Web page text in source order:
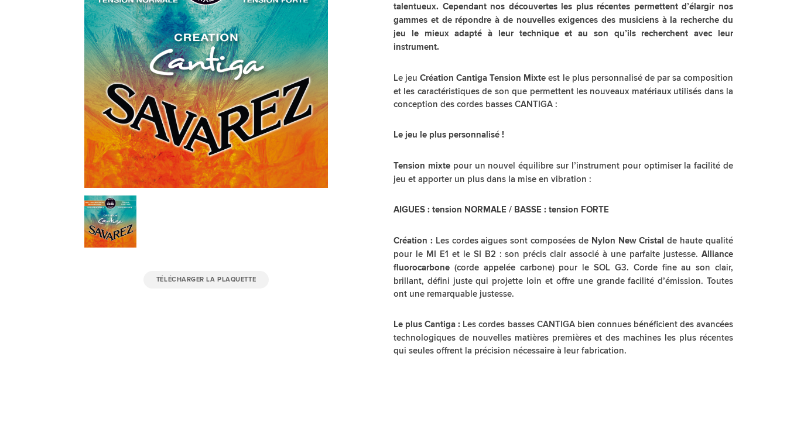
TÉLÉCHARGER LA PLAQUETTE
talentueux. Cependant nos découvertes les plus récentes permettent d’élargir nos
gammes et de répondre à de nouvelles exigences des musiciens à la recherche du
jeu le mieux adapté à leur technique et au son qu’ils recherchent avec leur
instrument.
Le jeu Création Cantiga Tension Mixte est le plus personnalisé de par sa composition
et les caractéristiques de son que permettent les nouveaux matériaux utilisés dans la
conception des cordes basses CANTIGA :
Le jeu le plus personnalisé !
Tension mixtepour un nouvel équilibre sur l’instrument pour optimiser la facilité de
jeu et apporter un plus dans la mise en vibration :
AIGUES : tension NORMALE / BASSE : tension FORTE
Création : Les cordes aigues sont composées deNylon New Cristal de haute qualité
pour le MI E1 et le SI B2 : son précis clair associé à une parfaite justesse. Alliance
fluorocarbone (corde appelée carbone) pour le SOL G3. Corde fine au son clair,
brillant, défini juste qui projette loin et offre une grande facilité d’émission. Toutes
ont une remarquable justesse.
Le plus Cantiga : Les cordes basses CANTIGA bien connues bénéficient des avancées
technologiques de nouvelles matières premières et des machines les plus récentes
qui seules offrent la précision nécessaire à leur fabrication.